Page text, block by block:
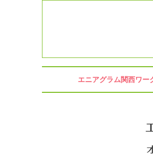
へ
キ
エニアグラム関西ワー